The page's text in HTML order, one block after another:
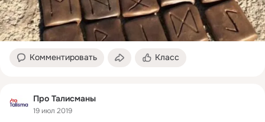
Комментировать Класс
Про Талисманы
19 июл 2019